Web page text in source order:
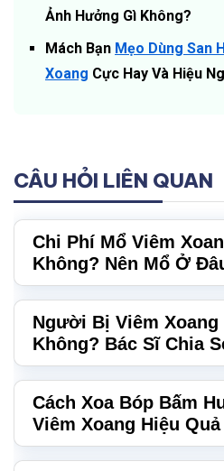
Ảnh Hưởng Gì Không?
Mách Bạn Mẹo Dùng San
Xoang Cực Hay Và Hiệu
CÂU HỎI LIÊN QUAN
Chi Phí Mổ Viêm
Không? Nên Mổ Ở
Người Bị Viêm
Không? Bác Sĩ Chia
Cách Xoa Bóp Bấm
Viêm Xoang Hiệu